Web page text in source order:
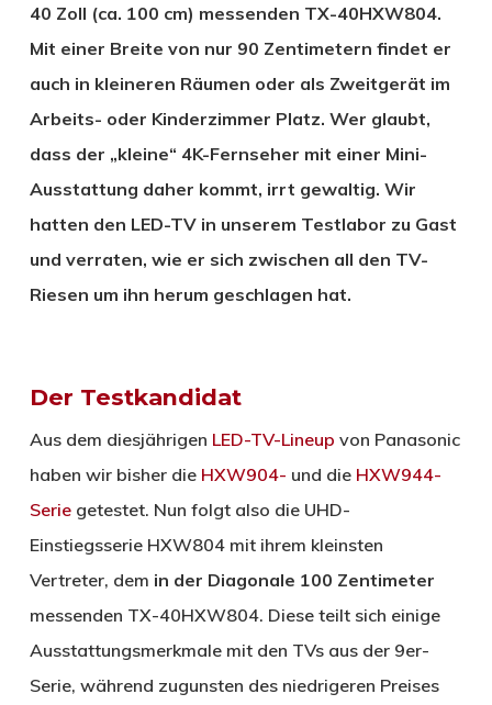
40 Zoll (ca. 100 cm) messenden TX-40HXW804.
Mit einer Breite von nur 90 Zentimetern findet er
auch in kleineren Räumen oder als Zweitgerät im
Arbeits- oder Kinderzimmer Platz. Wer glaubt,
dass der „kleine“ 4K-Fernseher mit einer Mini-
Ausstattung daher kommt, irrt gewaltig. Wir
hatten den LED-TV in unserem Testlabor zu Gast
und verraten, wie er sich zwischen all den TV-
Riesen um ihn herum geschlagen hat.
Der Testkandidat
Aus dem diesjährigen LED-TV-Lineup von Panasonic
haben wir bisher die HXW904- und die HXW944-
Seriegetestet. Nun folgt also die UHD-
Einstiegsserie HXW804 mit ihrem kleinsten
Vertreter, dem in der Diagonale 100 Zentimeter
messenden TX-40HXW804. Diese teilt sich einige
Ausstattungsmerkmale mit den TVs aus der 9er-
Serie, während zugunsten des niedrigeren Preises